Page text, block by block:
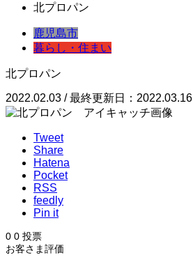
北プロパン
鹿児島市
暮らし・住まい
北プロパン
2022.02.03 / 最終更新日：2022.03.16
Tweet
Share
Hatena
Pocket
RSS
feedly
Pin it
0 0 投票
お客さま評価